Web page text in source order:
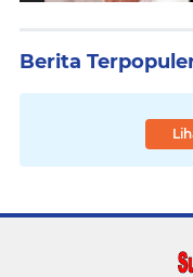
Berita